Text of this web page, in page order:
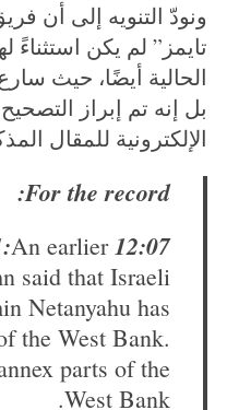
ونودّ التنويه إلى أن
تايمز” لم يكن استثناءً
الحالية أيضًا، حيث
بل إنه تم إبراز
الإلكترونية للمقال
For the record:
12:07 PM, Feb. 22, 2021:
An earlier
said that Israeli
Netanyahu has
the West Bank.
parts of the
West Bank.
S
e
a
r
c